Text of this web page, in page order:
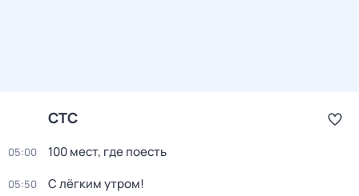
СТС
05:00 100 мест, где поесть
05:50 С лёгким утром!